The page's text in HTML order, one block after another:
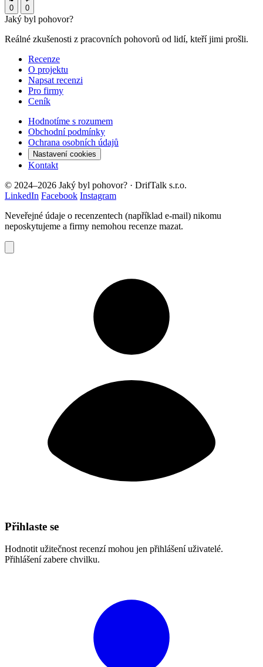
0 0
Jaký byl pohovor?
Reálné zkušenosti z pracovních pohovorů od lidí, kteří jimi prošli.
Recenze
O projektu
Napsat recenzi
Pro firmy
Ceník
Hodnotíme s rozumem
Obchodní podmínky
Ochrana osobních údajů
Nastavení cookies
Kontakt
© 2024–2026 Jaký byl pohovor? · DrifTalk s.r.o.
LinkedIn Facebook Instagram
Neveřejné údaje o recenzentech (například e-mail) nikomu
neposkytujeme a firmy nemohou recenze mazat.
Přihlaste se
Hodnotit užitečnost recenzí mohou jen přihlášení uživatelé.
Přihlášení zabere chvilku.